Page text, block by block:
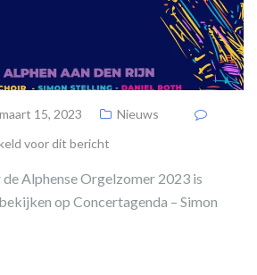
maart 15, 2023
Nieuws
voor dit bericht
Alphense Orgelzomer 2023 is
op Concertagenda – Simon